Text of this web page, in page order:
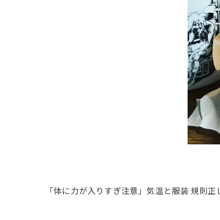
「体に力が入りすぎ注意」気温と服装 規則正